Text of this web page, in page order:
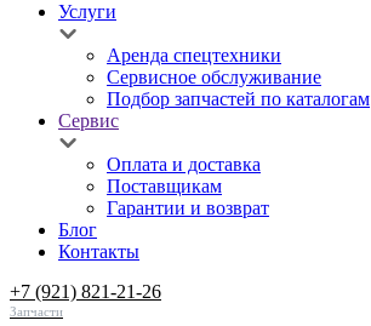
Услуги
Аренда спецтехники
Сервисное обслуживание
Подбор запчастей по каталогам
Сервис
Оплата и доставка
Поставщикам
Гарантии и возврат
Блог
Контакты
+7 (921) 821-21-26
Запчасти